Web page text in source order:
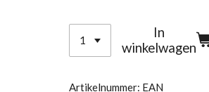
In
winkelwagen
Artikelnummer: EAN